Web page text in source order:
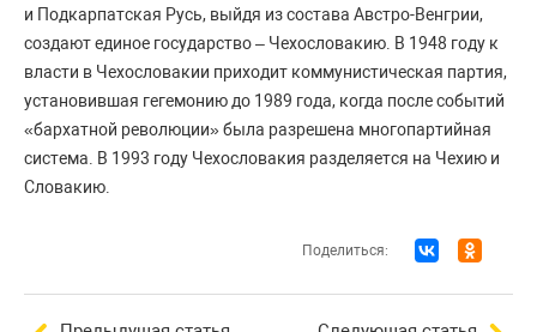
и Подкарпатская Русь, выйдя из состава Австро-Венгрии,
создают единое государство – Чехословакию. В 1948 году к
власти в Чехословакии приходит коммунистическая партия,
установившая гегемонию до 1989 года, когда после событий
«бархатной революции» была разрешена многопартийная
система. В 1993 году Чехословакия разделяется на Чехию и
Словакию.
Поделиться: